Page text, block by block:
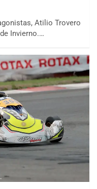
Atilio Trovero
Invierno.…